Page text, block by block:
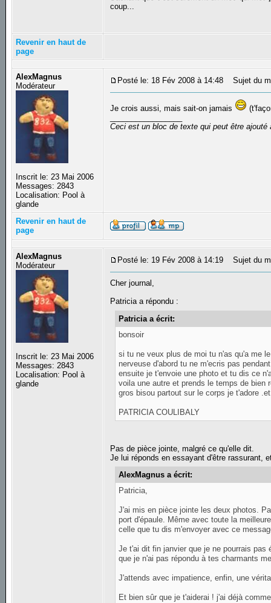
coup...
Revenir en haut de
page
AlexMagnus
Modérateur
Inscrit le: 23 Mai 2006
Messages: 2843
Localisation: Pool à
glande
Posté le: 18 Fév 2008 à 14:48 Sujet du
Je crois aussi, mais sait-on jamais
Ceci est un bloc de texte qui peut être
Revenir en haut de
page
AlexMagnus
Modérateur
Inscrit le: 23 Mai 2006
Messages: 2843
Localisation: Pool à
glande
Posté le: 19 Fév 2008 à 14:19 Sujet du
Cher journal,
Patricia a répondu :
Patricia a écrit:
bonsoir
si tu ne veux plus de moi tu n'as qu'a me
nerveuse d'abord tu ne m'ecris pas
ensuite je t'envoie une photo et tu dis ce
voila une autre et prends le temps de bien
gros bisou partout sur le corps je t'adore
PATRICIA COULIBALY
Pas de pièce jointe, malgré ce qu'elle dit.
Je lui réponds en essayant d'être rassurant,
AlexMagnus a écrit:
Patricia,
J'ai mis en pièce jointe les deux photos.
port d'épaule. Même avec toute la
celle que tu dis m'envoyer avec ce
Je t'ai dit fin janvier que je ne pourrais
que je n'ai pas répondu à tes charmants
J'attends avec impatience, enfin, une
Et bien sûr que je t'aiderai ! j'ai déjà